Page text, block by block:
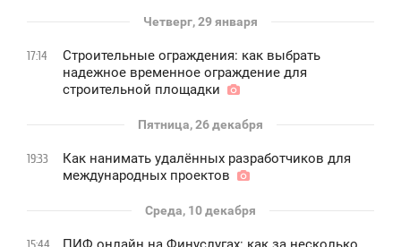
Четверг, 29 января
17:14
Строительные ограждения: как выбрать
надежное временное ограждение для
строительной площадки
Пятница, 26 декабря
19:33
Как нанимать удалённых разработчиков для
международных проектов
Среда, 10 декабря